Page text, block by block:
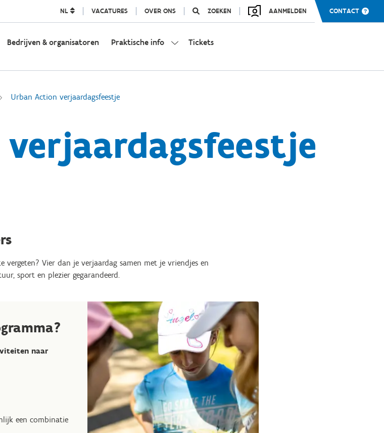
NL VACATURES OVER ONS ZOEKEN AANMELDEN CONTACT
Bedrijven & organisatoren Praktische info Tickets
Urban Action verjaardagsfeestje
Vier dan je verjaardag samen met je vriendjes en
sport en plezier gegarandeerd.
naar
een combinatie